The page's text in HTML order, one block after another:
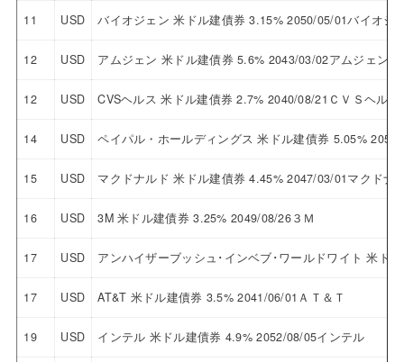
11 USD バイオジェン 米ドル建債券 3.15% 2050/05/01バイオジ
12 USD アムジェン 米ドル建債券 5.6% 2043/03/02アムジェン
12 USD CVSヘルス 米ドル建債券 2.7% 2040/08/21ＣＶＳヘルス
14 USD ペイパル・ホールディングス 米ドル建債券 5.05%
15 USD マクドナルド 米ドル建債券 4.45% 2047/03/01マクドナ
16 USD 3M 米ドル建債券 3.25% 2049/08/26３Ｍ
17 USD アンハイザーブッシュ･インベブ･ワールドワイト 米ド
17 USD AT&T 米ドル建債券 3.5% 2041/06/01ＡＴ＆Ｔ
19 USD インテル 米ドル建債券 4.9% 2052/08/05インテル